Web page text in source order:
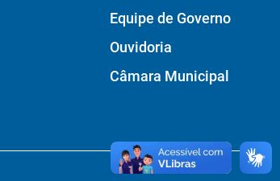
Equipe de Governo
Ouvidoria
Câmara Municipal